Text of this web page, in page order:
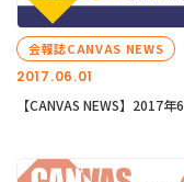
2017.06.01
会報誌CANVAS NEWS
【CANVAS NEWS】2017年